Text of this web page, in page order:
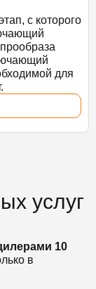
с которого
для
услуг
10
в